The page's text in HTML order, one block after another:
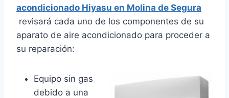
acondicionado Hiyasu en Molina de Segura
revisará cada uno de los componentes de su
aparato de aire acondicionado para proceder a
su reparación:
Equipo sin gas
debido a una